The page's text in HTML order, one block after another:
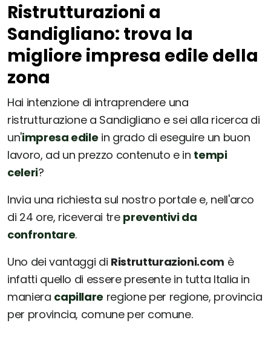
Ristrutturazioni a
Sandigliano: trova la
migliore impresa edile della
zona
Hai intenzione di intraprendere una
ristrutturazione a Sandigliano e sei alla ricerca di
un'impresa edile in grado di eseguire un buon
lavoro, ad un prezzo contenuto e in tempi
celeri?
Invia una richiesta sul nostro portale e, nell'arco
di 24 ore, riceverai tre preventivi da
confrontare.
Uno dei vantaggi di Ristrutturazioni.com è
infatti quello di essere presente in tutta Italia in
maniera capillare regione per regione, provincia
per provincia, comune per comune.